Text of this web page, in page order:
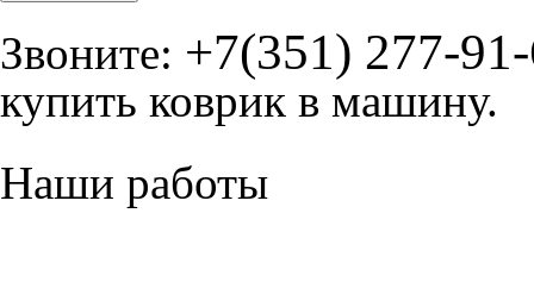
Звоните: +7(351) 277-
купить коврик в машину.
Наши работы